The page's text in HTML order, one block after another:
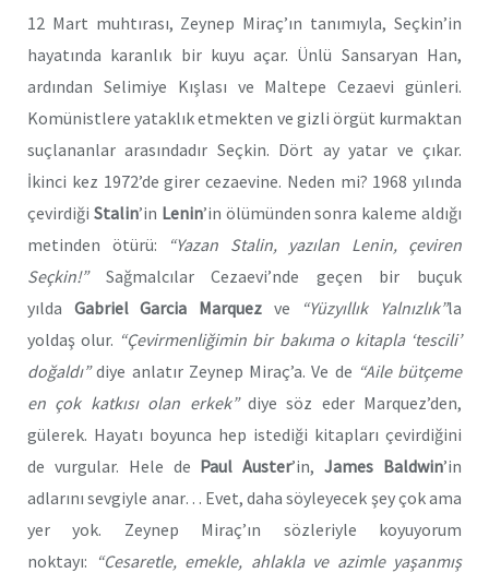
12 Mart muhtırası, Zeynep Miraç’ın tanımıyla, Seçkin’in
hayatında karanlık bir kuyu açar. Ünlü Sansaryan Han,
ardından Selimiye Kışlası ve Maltepe Cezaevi günleri.
Komünistlere yataklık etmekten ve gizli örgüt kurmaktan
suçlananlar arasındadır Seçkin. Dört ay yatar ve çıkar.
İkinci kez 1972’de girer cezaevine. Neden mi? 1968 yılında
çevirdiği Stalin’in Lenin’in ölümünden sonra kaleme aldığı
metinden ötürü:
“Yazan Stalin, yazılan Lenin, çeviren
Seçkin!”Sağmalcılar Cezaevi’nde geçen bir buçuk
yılda Gabriel Garcia Marquez ve “Yüzyıllık Yalnızlık”la
yoldaş olur. “Çevirmenliğimin bir bakıma o kitapla ‘tescili’
doğaldı”diye anlatır Zeynep Miraç’a. Ve de “Aile bütçeme
en çok katkısı olan erkek”diye söz eder Marquez’den,
gülerek. Hayatı boyunca hep istediği kitapları çevirdiğini
de vurgular. Hele de Paul Auster’in,James Baldwin’in
adlarını sevgiyle anar… Evet, daha söyleyecek şey çok ama
yer yok. Zeynep Miraç’ın sözleriyle koyuyorum
noktayı: “Cesaretle, emekle, ahlakla ve azimle yaşanmış